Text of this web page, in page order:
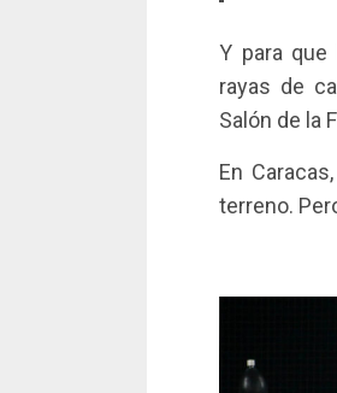
Y para
rayas de
Salón de la
En
terreno.